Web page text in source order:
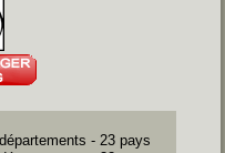
- 23 pays